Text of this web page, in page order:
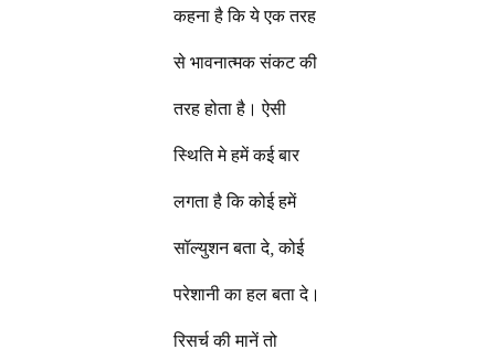
कहना है कि ये एक तरह
से भावनात्मक संकट की
तरह होता है। ऐसी
स्थिति मे हमें कई बार
लगता है कि कोई हमें
सॉल्युशन बता दे, कोई
परेशानी का हल बता दे।
रिसर्च की मानें तो